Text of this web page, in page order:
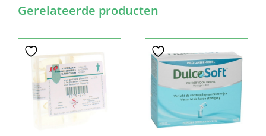
Gerelateerde producten